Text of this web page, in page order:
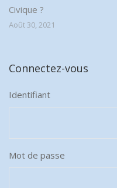
Civique ?
Août 30, 2021
Connectez-vous
Identifiant
Mot de passe